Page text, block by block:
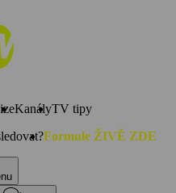
KanályTV tipy
Formule ŽIVĚ ZDE